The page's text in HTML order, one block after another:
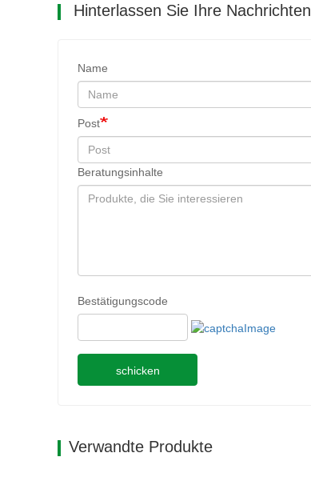
Hinterlassen Sie Ihre Nachrichten
Name
Post
Beratungsinhalte
Bestätigungscode
schicken
Verwandte Produkte